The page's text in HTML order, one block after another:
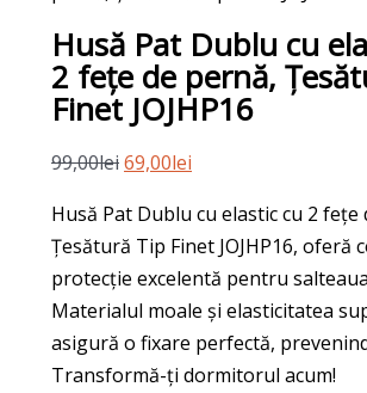
Husă Pat Dublu cu
2 fețe de pernă,
Finet JOJHP16
99,00lei69,00lei
Husă Pat Dublu cu elastic cu 2 fețe
Țesătură Tip Finet JOJHP16, oferă
protecție excelentă pentru
Materialul moale și elasticitatea
asigură o fixare perfectă,
Transformă-ți dormitorul acum!
2
fețe
de
pernă,
Tip
Finet
JOJHP16